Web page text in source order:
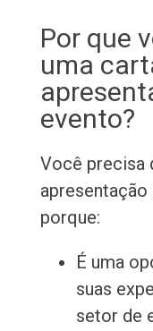
Por que
uma
evento?
Você precisa
porque:
É uma
suas
setor de